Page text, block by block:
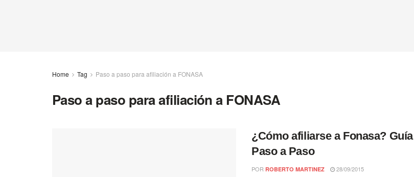
Home Tag Paso a paso para afiliación a FONASA
Paso a paso para afiliación a FONASA
¿Cómo afiliarse a Fonasa? Guía
Paso a Paso
POR ROBERTO MARTINEZ 28/09/2015